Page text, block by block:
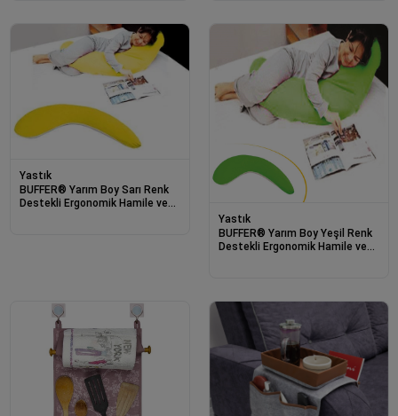
Yastık
BUFFER® Yarım Boy Sarı Renk
Destekli Ergonomik Hamile ve
Yastık
BUFFER® Yarım Boy Yeşil Renk
Destekli Ergonomik Hamile ve